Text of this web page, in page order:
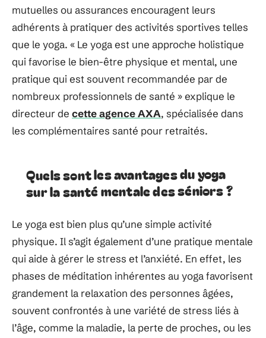
mutuelles ou assurances encouragent leurs
adhérents à pratiquer des activités sportives telles
que le yoga. « Le yoga est une approche holistique
qui favorise le bien-être physique et mental, une
pratique qui est souvent recommandée par de
nombreux professionnels de santé » explique le
directeur de cette agence AXA, spécialisée dans
les complémentaires santé pour retraités.
Quels sont les avantages du yoga
sur la santé mentale des séniors ?
Le yoga est bien plus qu’une simple activité
physique. Il s’agit également d’une pratique mentale
qui aide à gérer le stress et l’anxiété. En effet, les
phases de méditation inhérentes au yoga favorisent
grandement la relaxation des personnes âgées,
souvent confrontés à une variété de stress liés à
l’âge, comme la maladie, la perte de proches, ou les